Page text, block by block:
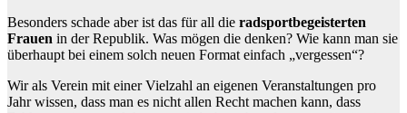
Besonders schade aber ist das für all die radsportbegeisterten
Frauen in der Republik. Was mögen die denken? Wie kann man sie
überhaupt bei einem solch neuen Format einfach „vergessen“?
Wir als Verein mit einer Vielzahl an eigenen Veranstaltungen pro
Jahr wissen, dass man es nicht allen Recht machen kann, dass